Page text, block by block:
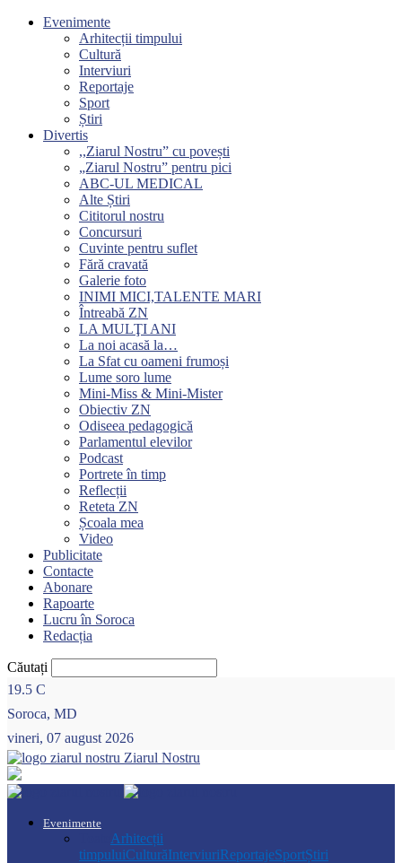
Evenimente
Arhitecții timpului
Cultură
Interviuri
Reportaje
Sport
Știri
Divertis
,,Ziarul Nostru” cu povești
„Ziarul Nostru” pentru pici
ABC-UL MEDICAL
Alte Știri
Cititorul nostru
Concursuri
Cuvinte pentru suflet
Fără cravată
Galerie foto
INIMI MICI,TALENTE MARI
Întreabă ZN
LA MULŢI ANI
La noi acasă la…
La Sfat cu oameni frumoși
Lume soro lume
Mini-Miss & Mini-Mister
Obiectiv ZN
Odiseea pedagogică
Parlamentul elevilor
Podcast
Portrete în timp
Reflecții
Reteta ZN
Școala mea
Video
Publicitate
Contacte
Abonare
Rapoarte
Lucru în Soroca
Redacția
Căutați
19.5 C
Soroca, MD
vineri, 07 august 2026
Ziarul Nostru
Evenimente
Arhitecții
timpuluiCulturăInterviuriReportajeSportȘtiri